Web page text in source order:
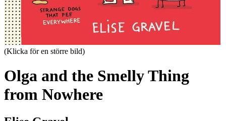
(Klicka för en större bild)
Olga and the Smelly Thing
from Nowhere